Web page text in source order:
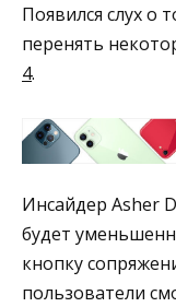
Появился слух о
перенять
4.
Инсайдер Asher
будет
кнопку
пользователи